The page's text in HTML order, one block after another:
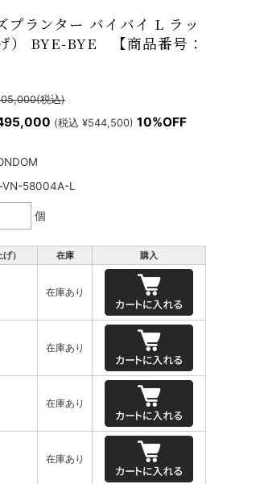
プランター バイバイ L ラッ
） BYE-BYE 【商品番号：
(税込)
(税込 ¥544,500) 10%OFF
VN-58004A-L
個
） 在庫 購入
在庫あり
在庫あり
在庫あり
在庫あり